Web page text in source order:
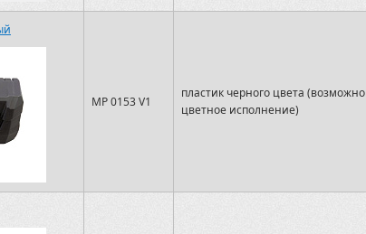
MP 0153 V1
пластик черного цвета (возможно
цветное исполнение)